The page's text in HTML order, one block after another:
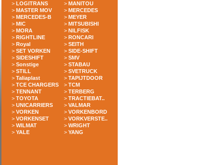
> LOGITRANS > MANITOU
> MASTER MOV > MERCEDES
> MERCEDES-B > MEYER
> MIC > MITSUBISHI
> MORA > NILFISK
> RIGHTLINE > RONCARI
> Royal > SEITH
> SET VORKEN > SIDE-SHIFT
> SIDESHIFT > SMV
> Sonstige > STABAU
> STILL > SVETRUCK
> Taliaplast > TAPIJTDOOR
> TCE CHARGERS > TCM
> TENNANT > TERBERG
> TOYOTA > TRACTIEBAT..
> UNICARRIERS > VALMAR
> VORKEN > VORKENBORD
> VORKENSET > VORKVERSTE..
> WILMAT > WRIGHT
> YALE > YANG